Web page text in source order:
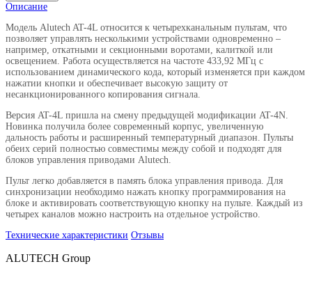
Описание
Модель Alutech AT-4L относится к четырехканальным пультам, что
позволяет управлять несколькими устройствами одновременно –
например, откатными и секционными воротами, калиткой или
освещением. Работа осуществляется на частоте 433,92 МГц с
использованием динамического кода, который изменяется при каждом
нажатии кнопки и обеспечивает высокую защиту от
несанкционированного копирования сигнала.
Версия AT-4L пришла на смену предыдущей модификации AT-4N.
Новинка получила более современный корпус, увеличенную
дальность работы и расширенный температурный диапазон. Пульты
обеих серий полностью совместимы между собой и подходят для
блоков управления приводами Alutech.
Пульт легко добавляется в память блока управления привода. Для
синхронизации необходимо нажать кнопку программирования на
блоке и активировать соответствующую кнопку на пульте. Каждый из
четырех каналов можно настроить на отдельное устройство.
Технические характеристики Отзывы
ALUTECH Group